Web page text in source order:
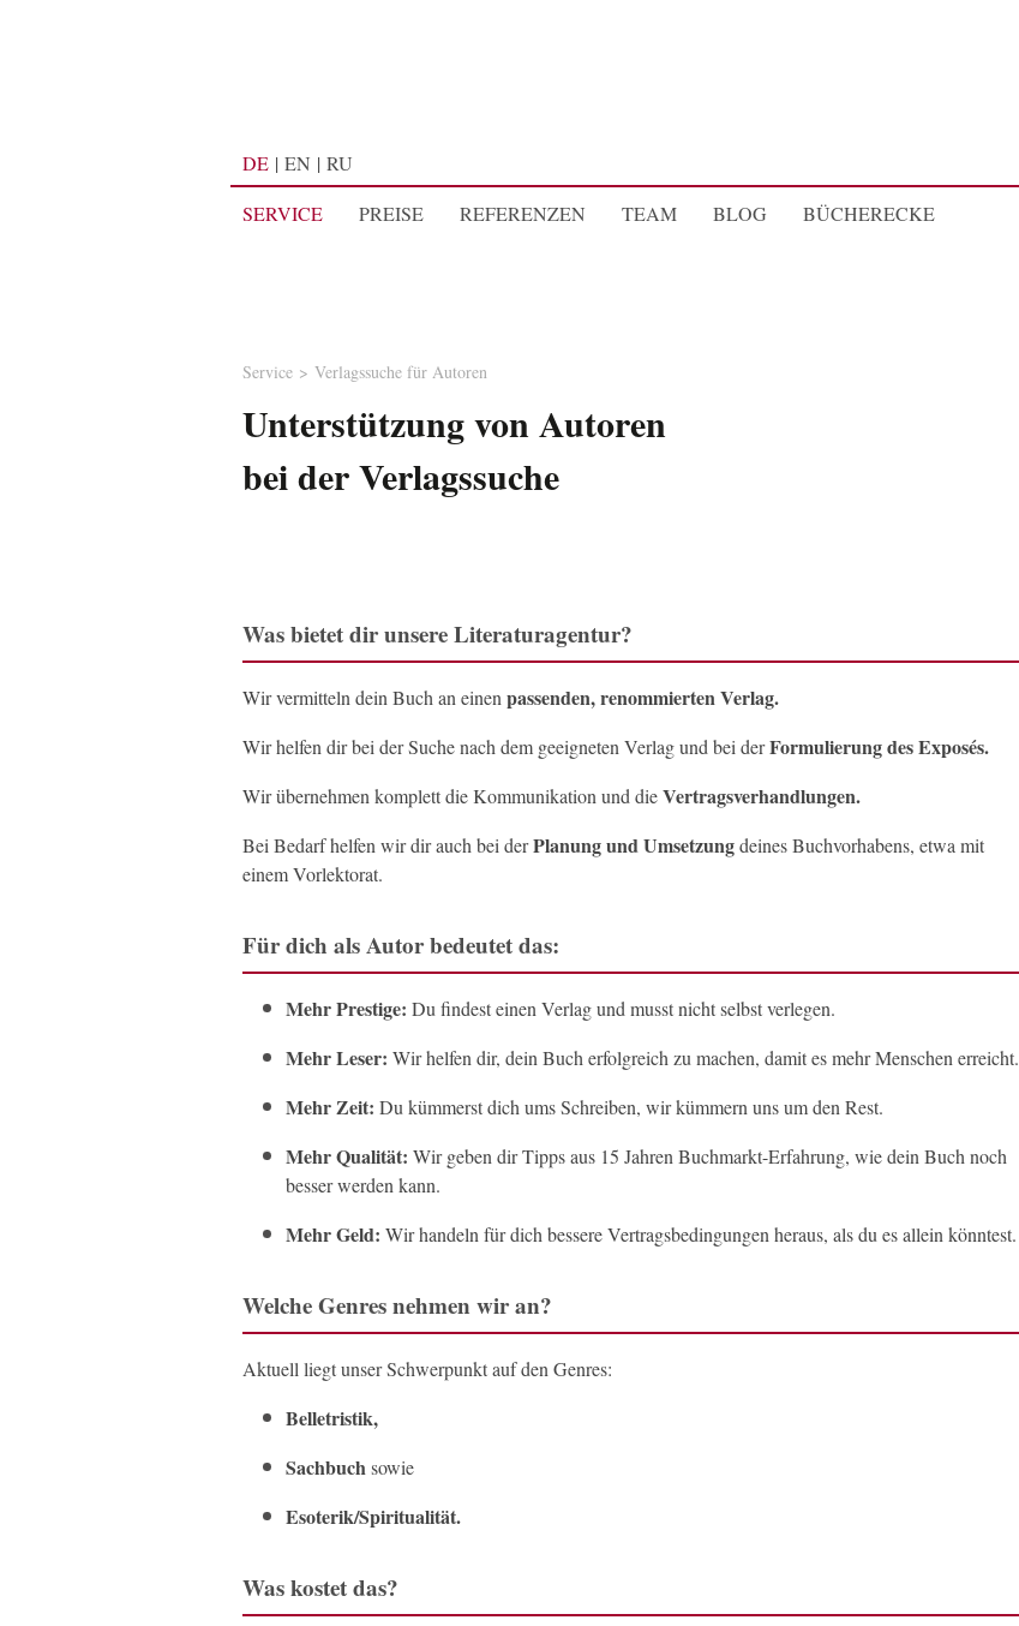
DE EN
RU
SERVICE
PREISE REFERENZEN TEAM BLOG BÜCHERECKE
Service Verlagssuche für Autoren
Unterstützung von Autoren
bei der Verlagssuche
Was bietet dir unsere Literaturagentur?
Wir vermitteln dein Buch an einen passenden, renommierten Verlag.
Wir helfen dir bei der Suche nach dem geeigneten Verlag und bei derFormulierung des Exposés.
Wir übernehmen komplett die Kommunikation und dieVertragsverhandlungen.
Bei Bedarf helfen wir dir auch bei derPlanung und Umsetzungdeines Buchvorhabens, etwa mit
einem Vorlektorat.
Für dich als Autor bedeutet das:
Mehr Prestige: Du findest einen Verlag und musst nicht selbst verlegen.
Mehr Leser: Wir helfen dir, dein Buch erfolgreich zu machen, damit es mehr Menschen erreicht.
Mehr Zeit: Du kümmerst dich ums Schreiben, wir kümmern uns um den Rest.
Mehr Qualität: Wir geben dir Tipps aus 15 Jahren Buchmarkt-Erfahrung, wie dein Buch noch
besser werden kann.
Mehr Geld: Wir handeln für dich bessere Vertragsbedingungen heraus, als du es allein könntest.
Welche Genres nehmen wir an?
Aktuell liegt unser Schwerpunkt auf den Genres:
Belletristik,
Sachbuchsowie
Esoterik/Spiritualität.
Was kostet das?